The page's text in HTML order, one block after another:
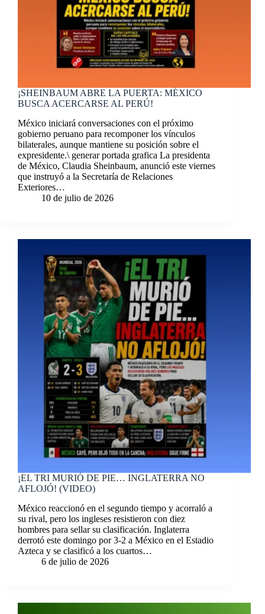
¡SHEINBAUM ABRE LA PUERTA: MÉXICO
BUSCA ACERCARSE AL PERÚ!
México iniciará conversaciones con el próximo
gobierno peruano para recomponer los vínculos
bilaterales, aunque mantiene su posición sobre el
expresidente.\ generar portada grafica La presidenta
de México, Claudia Sheinbaum, anunció este viernes
que instruyó a la Secretaría de Relaciones
Exteriores…
10 de julio de 2026
¡EL TRI MURIÓ DE PIE… INGLATERRA NO
AFLOJÓ! (VIDEO)
México reaccionó en el segundo tiempo y acorraló a
su rival, pero los ingleses resistieron con diez
hombres para sellar su clasificación. Inglaterra
derrotó este domingo por 3-2 a México en el Estadio
Azteca y se clasificó a los cuartos…
6 de julio de 2026